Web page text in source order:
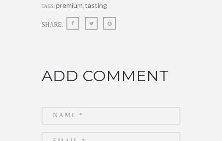
TAGS: premium tasting
SHARE:
ADD COMMENT